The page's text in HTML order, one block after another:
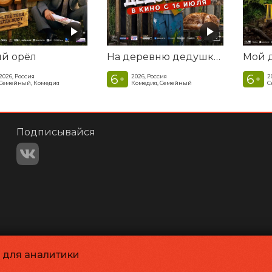
орёл
Россия
Комедия
На деревню дедушке 2
6 +
2026, Россия
Комедия, Семейный
6 +
аналитики
Подписывайся